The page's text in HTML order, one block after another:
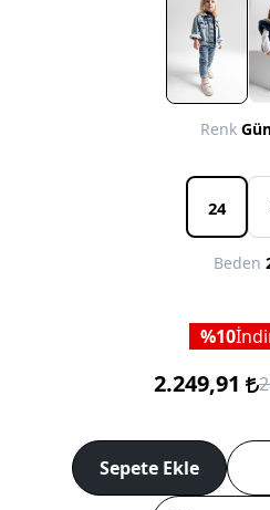
Renk
24
Beden
10
2.249,91
Sepete Ekle